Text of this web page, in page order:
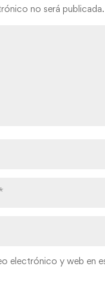
no será publicada.
electrónico y web en